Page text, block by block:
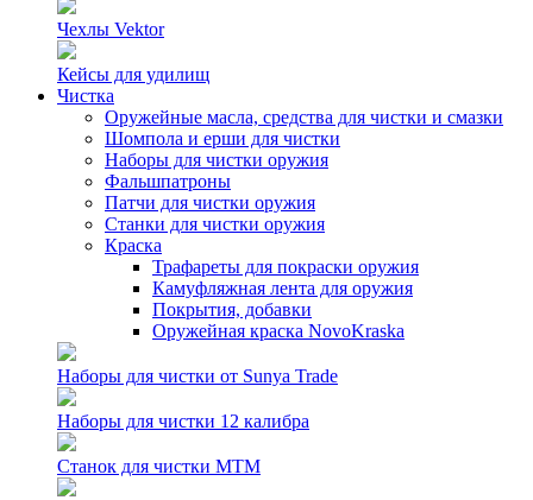
Чехлы Vektor
Кейсы для удилищ
Чистка
Оружейные масла, средства для чистки и смазки
Шомпола и ерши для чистки
Наборы для чистки оружия
Фальшпатроны
Патчи для чистки оружия
Станки для чистки оружия
Краска
Трафареты для покраски оружия
Камуфляжная лента для оружия
Покрытия, добавки
Оружейная краска NovoKraska
Наборы для чистки от Sunya Trade
Наборы для чистки 12 калибра
Станок для чистки MTM